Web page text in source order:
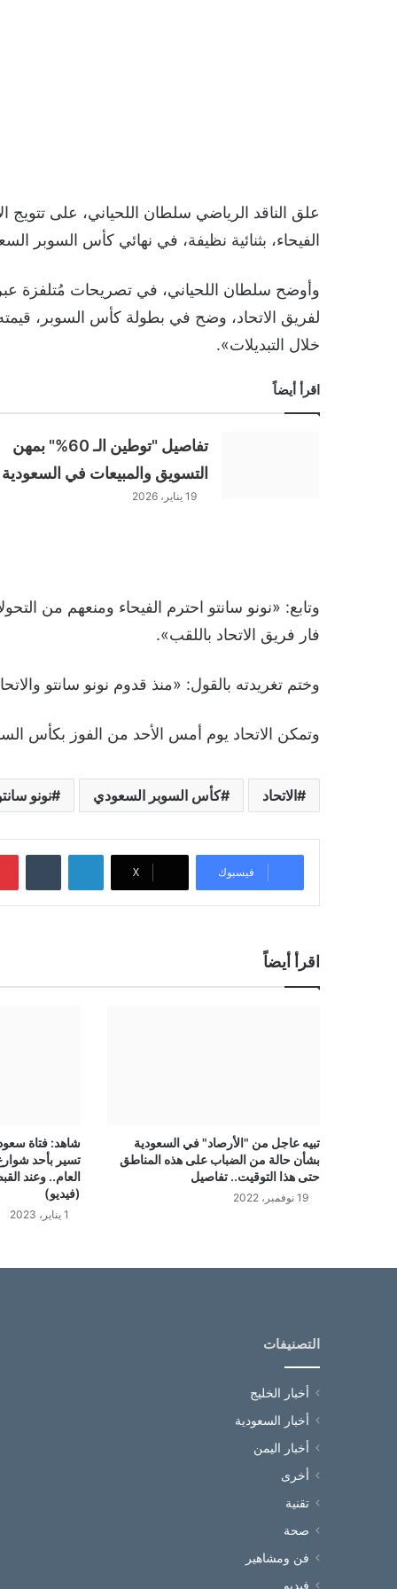
الفيحاء، بثنائية نظيفة، في نهائي كأس السوبر السعودي
وأوضح سلطان اللحياني، في تصريحات مُتلفزة عبر
لفريق الاتحاد، وضح في بطولة كأس السوبر،
خلال التبديلات».
اقرأ أيضاً
تفاصيل "توطين الـ 60%" بمهن
التسويق والمبيعات في السعودية
19 يناير، 2026
وتابع: «نونو سانتو احترم الفيحاء ومنعهم من
فار فريق الاتحاد باللقب».
وختم تغريدته بالقول: «منذ قدوم نونو سانتو
وتمكن الاتحاد يوم أمس الأحد من الفوز بكأس
الاتحاد كأس السوبر السعودي نونو
فيسبوك ‫X
لينكدإن
اقرأ أيضاً
تبيه عاجل من "الأرصاد" في السعودية
بشأن حالة من الضباب على هذه المناطق
حتى هذا التوقيت.. تفاصيل
19 نوفمبر، 2022
شاهد: فتاة
تسير بأحد
العام.. وعند
(فيديو)
1 يناير، 2023
التصنيفات
أخبار الخليج
أخبار السعودية
أخبار اليمن
أخرى
تقنية
صحة
فن ومشاهير
فيديو